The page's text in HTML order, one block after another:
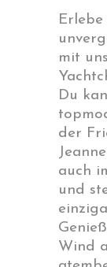
mit
Du
der
auch
und
Wind